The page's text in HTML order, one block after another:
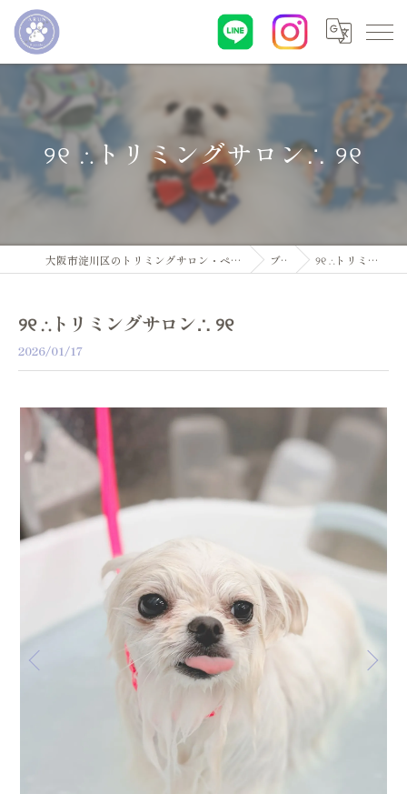
୨୧ ∴トリミングサロン∴ ୨୧
大阪市淀川区のトリミングサロン・ペットサロンならDogsalon ARUN ブログ ୨୧ ∴トリミングサロン∴ ୨୧
୨୧ ∴トリミングサロン∴ ୨୧
2026/01/17